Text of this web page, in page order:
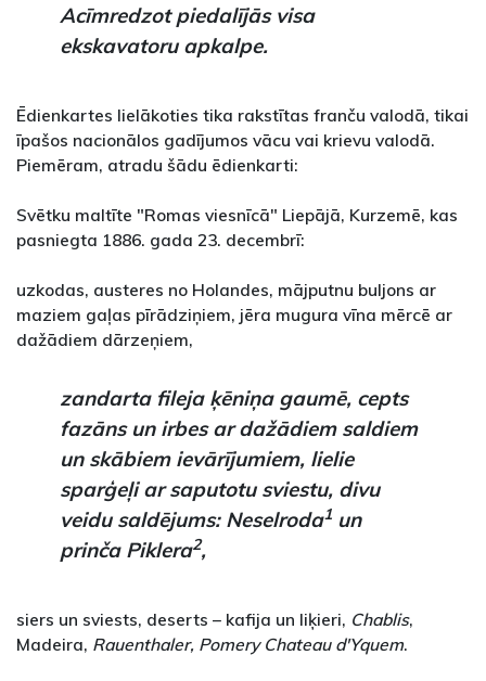
Acīmredzot piedalījās visa
ekskavatoru apkalpe.
Ēdienkartes lielākoties tika rakstītas franču valodā, tikai
īpašos nacionālos gadījumos vācu vai krievu valodā.
Piemēram, atradu šādu ēdienkarti:
Svētku maltīte "Romas viesnīcā" Liepājā, Kurzemē, kas
pasniegta 1886. gada 23. decembrī:
uzkodas, austeres no Holandes, mājputnu buljons ar
maziem gaļas pīrādziņiem, jēra mugura vīna mērcē ar
dažādiem dārzeņiem,
zandarta fileja ķēniņa gaumē, cepts
fazāns un irbes ar dažādiem saldiem
un skābiem ievārījumiem, lielie
sparģeļi ar saputotu sviestu, divu
veidu saldējums: Neselroda1 un
prinča Piklera2,
siers un sviests, deserts – kafija un liķieri, Chablis,
Madeira, Rauenthaler, Pomery Chateau d'Yquem.